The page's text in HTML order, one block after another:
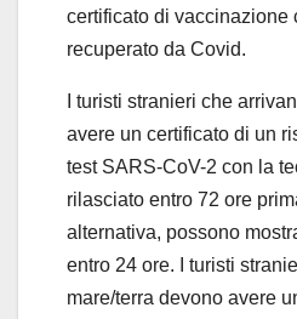
certificato di vaccinazione
recuperato da Covid.
I turisti stranieri che
avere un certificato di un
test SARS-CoV-2 con la
rilasciato entro 72 ore
alternativa, possono
entro 24 ore. I turisti
mare/terra devono avere